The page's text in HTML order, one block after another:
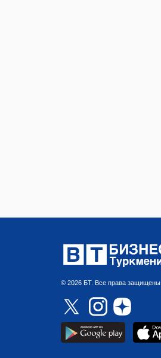
© 2026 БТ. Все права защищены.